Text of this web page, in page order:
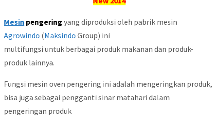
Mesin pengering yang diproduksi oleh pabrik mesin
Agrowindo (Maksindo Group) ini
multifungsi untuk berbagai produk makanan dan produk-
produk lainnya.
Fungsi mesin oven pengering ini adalah mengeringkan produk,
bisa juga sebagai pengganti sinar matahari dalam
pengeringan produk